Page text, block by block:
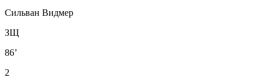
Сильван Видмер
ЗЩ
86’
2